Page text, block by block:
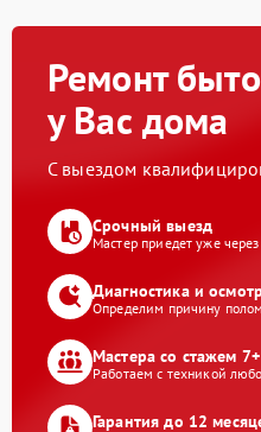
Ремонт
у Вас дома
С выездом
Срочный выезд
Мастер приедет уже
Диагностика и
Определим причину
Мастера со стажем
Работаем с техникой
Гарантия до 12